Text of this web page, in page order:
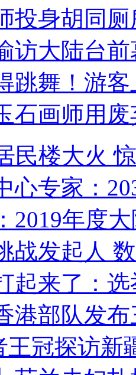
投身胡同
访大陆台
跳舞！游客
石画师用
民楼大火
心专家：
2019年度
战发起人
起来了：
港部队发
王冠探访新